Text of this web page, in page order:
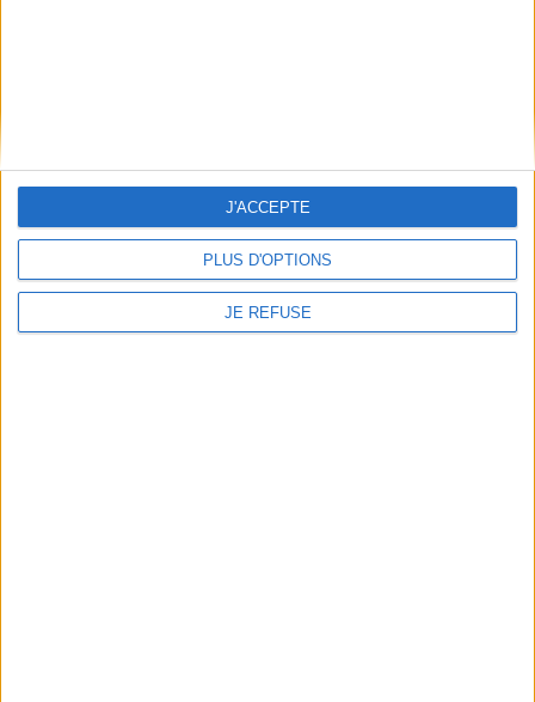
PLUS D'OPTIONS
JE REFUSE
J'ACCEPTE
SATISFAIT OU REMBOURSÉ
échange ou remboursement sous 15j
PAIEMENT 100% SÉCURISÉ